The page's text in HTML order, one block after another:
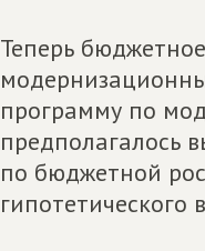
Теперь
программу по
предполагалось
по бюджетной